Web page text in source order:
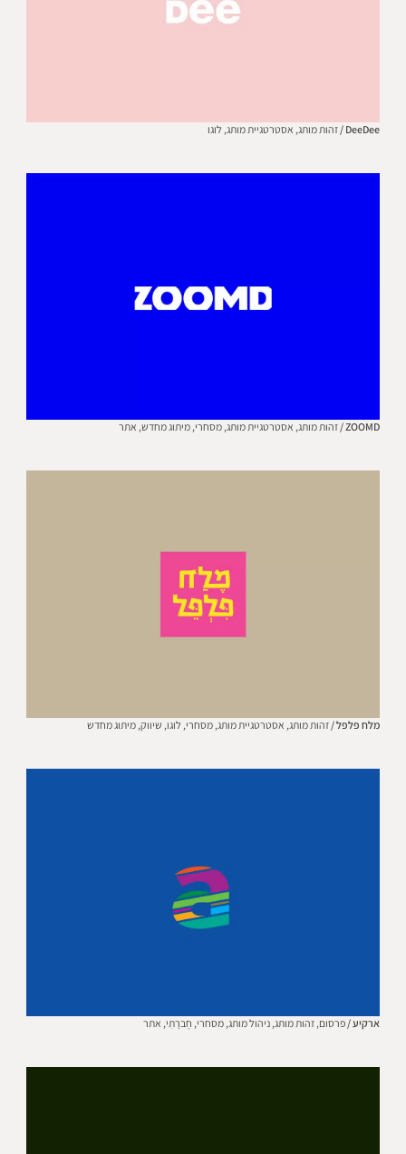
DeeDee / זהות מותג, אסטרטגיית מותג, לוגו
ZOOMD / זהות מותג, אסטרטגיית מותג, מסחרי, מיתוג מחדש, אתר
מלח פלפל /זהות מותג, אסטרטגיית מותג, מסחרי, לוגו, שיווק, מיתוג מחדש
ארקיע /פרסום, זהות מותג, ניהול מותג, מסחרי, חֶברָתִי, אתר